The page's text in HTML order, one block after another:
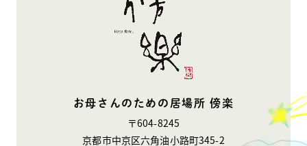
お母さんのための居場所 傍楽
〒604-8245
京都市中京区六角油小路町345-2